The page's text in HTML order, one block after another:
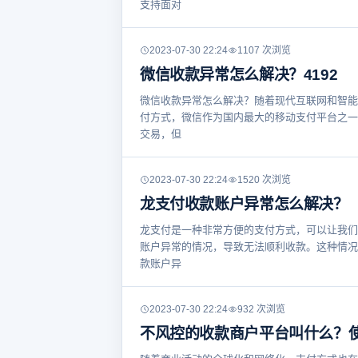
支持面对
2023-07-30 22:24 1107 次浏览
微信收款异常怎么解决？4192
微信收款异常怎么解决？随着现代互联网和智
付方式，微信作为国内最大的移动支付平台之
交易，但
2023-07-30 22:24 1520 次浏览
龙支付收款账户异常怎么解决？
龙支付是一种非常方便的支付方式，可以让我
账户异常的情况，导致无法顺利收款。这种情
款账户异
2023-07-30 22:24 932 次浏览
不风控的收款商户平台叫什么？